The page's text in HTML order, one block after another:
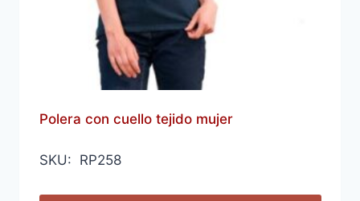
Polera con cuello tejido mujer
SKU: RP258